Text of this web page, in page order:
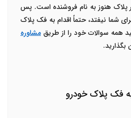
پلاک هنوز به نام فروشنده است. پس
شما نیفتد، حتماً اقدام به فک پلاک
همه سوالات خود را از طریق مشاوره
بگذارید.
به فک پلاک خودرو